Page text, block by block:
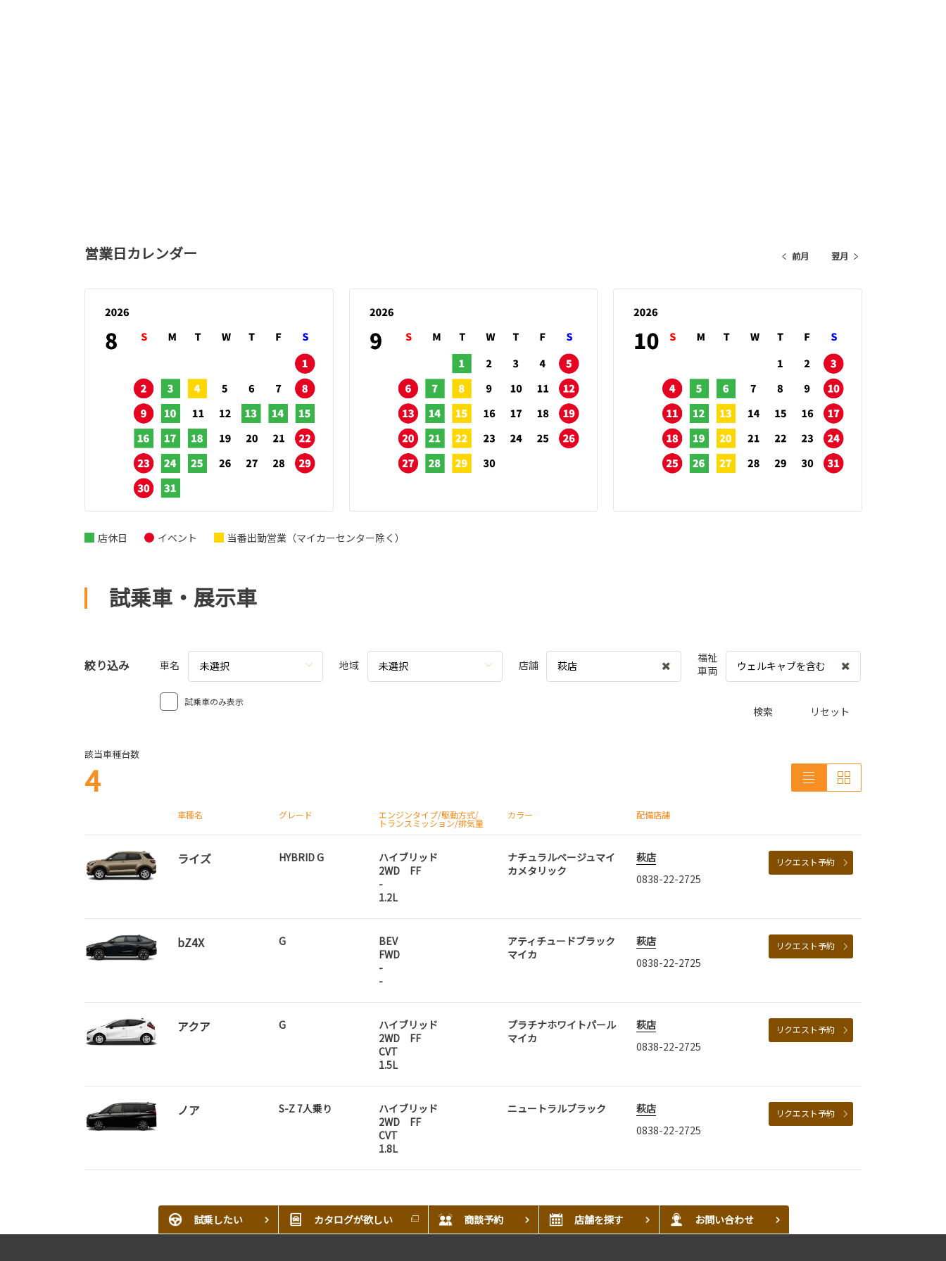
営業日カレンダー 前月 翌月
店休日 イベント 当番出勤営業（マイカーセンター除く）
試乗車・展示車
絞り込み 車名 未選択 地域 未選択 店舗 萩店
福祉
車両
ウェルキャブを含む
試乗車のみ表示
検索 リセット
該当車種台数
4
車種名 グレード エンジンタイプ/駆動方式/
トランスミッション/排気量
カラー 配備店舗
ライズ HYBRID G
ハイブリッド
2WD FF
-
1.2L
ナチュラルベージュマイ
カメタリック
萩店
0838-22-2725
リクエスト予約
bZ4X G
BEV
FWD
-
-
アティチュードブラック
マイカ
萩店
0838-22-2725
リクエスト予約
アクア G
ハイブリッド
2WD FF
CVT
1.5L
プラチナホワイトパール
マイカ
萩店
0838-22-2725
リクエスト予約
ノア S-Z 7人乗り
ハイブリッド
2WD FF
CVT
1.8L
ニュートラルブラック
萩店
0838-22-2725
リクエスト予約
試乗したい カタログが欲しい 商談予約 店舗を探す お問い合わせ